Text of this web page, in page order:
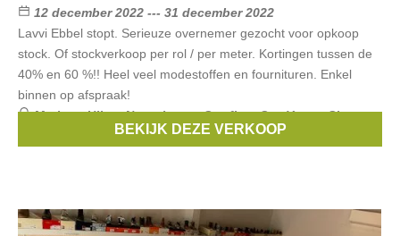
12 december 2022 --- 31 december 2022
Lavvi Ebbel stopt. Serieuze overnemer gezocht voor opkoop
stock. Of stockverkoop per rol / per meter. Kortingen tussen de
40% en 60 %!! Heel veel modestoffen en fournituren. Enkel
binnen op afspraak!
Merken:Hilco,Nooteboom,Swafing,See You at Six,
BEKIJK DEZE VERKOOP